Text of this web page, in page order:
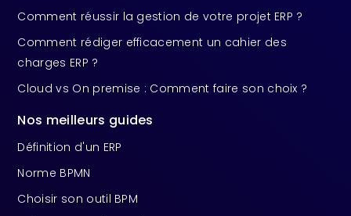
Comment réussir la gestion de votre projet ERP ?
Comment rédiger efficacement un cahier des
charges ERP ?
Cloud vs On premise : Comment faire son choix ?
Nos meilleurs guides
Définition d'un ERP
Norme BPMN
Choisir son outil BPM